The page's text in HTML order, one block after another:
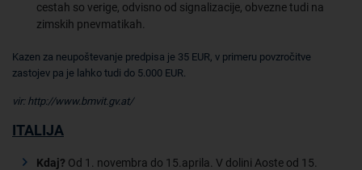
cestah so verige, odvisno od signalizacije, obvezne tudi na
zimskih pnevmatikah.
Kazen za neupoštevanje predpisa je 35 EUR, v primeru povzročitve
zastojev pa je lahko tudi do 5.000 EUR.
vir: http://www.bmvit.gv.at/
ITALIJA
Kdaj? Od 1. novembra do 15.aprila. V dolini Aoste od 15.